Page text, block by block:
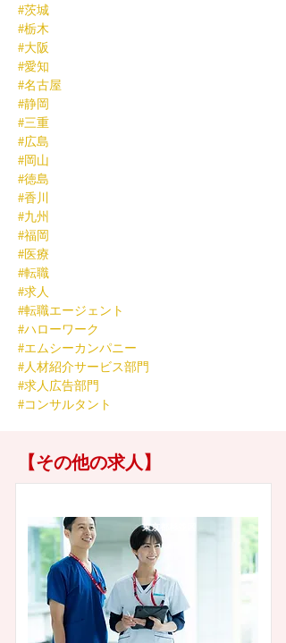
#茨城
#栃木
#大阪
#愛知
#名古屋
#静岡
#三重
#広島
#岡山
#徳島
#香川
#九州
#福岡
#医療
#転職
#求人
#転職エージェント
#ハローワーク
#エムシーカンパニー
#人材紹介サービス部門
#求人広告部門
#コンサルタント
【その他の求人】
東京都杉並区